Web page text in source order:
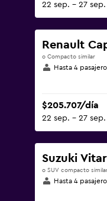
22 sep. - 27 sep.
Renault
o Compacto similar
Hasta 4
$205.707/día
22 sep. - 27 sep.
Suzuki
o SUV compacto
Hasta 4